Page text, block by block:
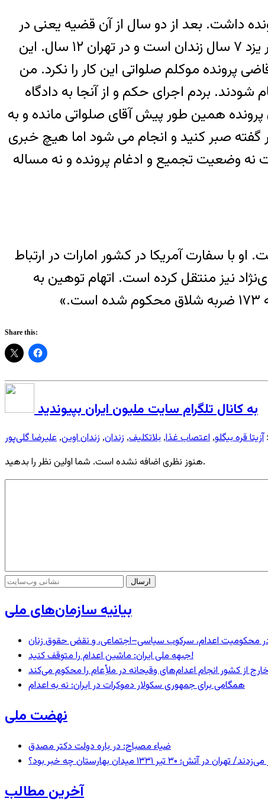
داشت. بعد از دو سال از آن قضیه یعنی در
سال ۹۱ این بار در تهران دستگیر شد. یعنی دو دادنامه دارد یکی یزد و یکی تهران. حکم صادر شده در یزد ۷ سال زندان است و در تهران ۱۲ سال. این
پرونده موکلم صلواتی این کار را نکرد. من
ها جمع و ادغام شودند. بردم اجرای حکم و از آنجا به دادگاه
ماه تا الان پرونده همین طور پیش آقای صلواتی مانده و به
گفته صبر کنید و انجام می شود اما هیچ خبری
وضعیت تجمیع و ادغام پرونده و نه مساله
با سفارت آمریکا در کشور امارات در ارتباط
نیز منتقل کرده است. اتهام توهین به
Share this:
به کانال تلگرام سایت ملیون ایران بپیوندید
آزیتا قره بیگلو, اعتصاب غذا, بلاتکلیف, زندان, زندان اوین, علیرضا گلی‌پور
هنوز نظری اضافه نشده است. شما اولین نظر را بدهید.
بیانیه سازمان‌های ملی
در محکومیت اعدام، سرکوب سیاسی–اجتماعی، و نقض حقوق زنان
جبهه ملی ایران: ماشین اعدام را متوقف کنید!
از کشور انجام اعدام‌های وقیحانه در ملأِعام را محکوم می‌کند
همگامی برای جمهوری سکولار دموکرات در ایران: نه به اعدام
نهضت ملی
ضیاء مصباح: در باره دولت دکتر مصدق
۱۳۳۱ میدان بهارستان چه خبر بود؟
آخرین مطالب